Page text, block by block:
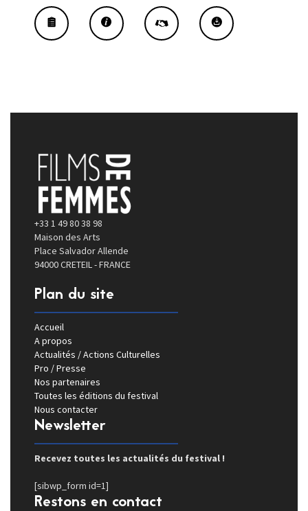
+33 1 49 80 38 98
Maison des Arts
Place Salvador Allende
94000 CRETEIL - FRANCE
Plan du site
Accueil
A propos
Actualités / Actions Culturelles
Pro / Presse
Nos partenaires
Toutes les éditions du festival
Nous contacter
Newsletter
Recevez toutes les actualités du festival !
[sibwp_form id=1]
Restons en contact